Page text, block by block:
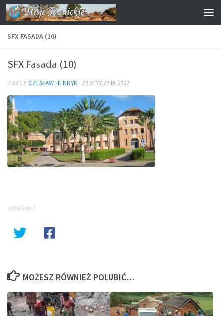
Przejdź do treści
SFX FASADA (10)
SFX Fasada (10)
PRZEZ CZESŁAW HENRYK · 23 STYCZNIA 2022
UDOSTĘPNIJ
MOŻESZ RÓWNIEŻ POLUBIĆ…